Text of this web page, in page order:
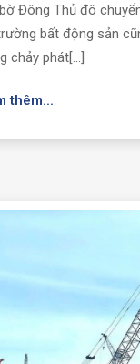
Đông Thủ đô
bất động sản
chảy phát[...]
thêm...